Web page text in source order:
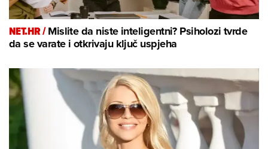
NET.HR /Mislite da niste inteligentni? Psiholozi tvrde
da se varate i otkrivaju ključ uspjeha